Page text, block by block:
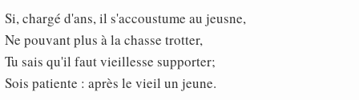
Si, chargé d'ans, il s'accoustume au jeusne,
Ne pouvant plus à la chasse trotter,
Tu sais qu'il faut vieillesse supporter;
Sois patiente : après le vieil un jeune.